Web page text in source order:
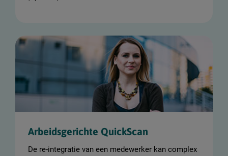
Arbeidsgerichte QuickScan
De re-integratie van een medewerker kan complex